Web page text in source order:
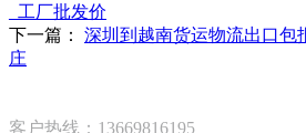
_工厂批发价
下一篇： 深圳到越南货运物流出口包
庄
客户热线：13669816195